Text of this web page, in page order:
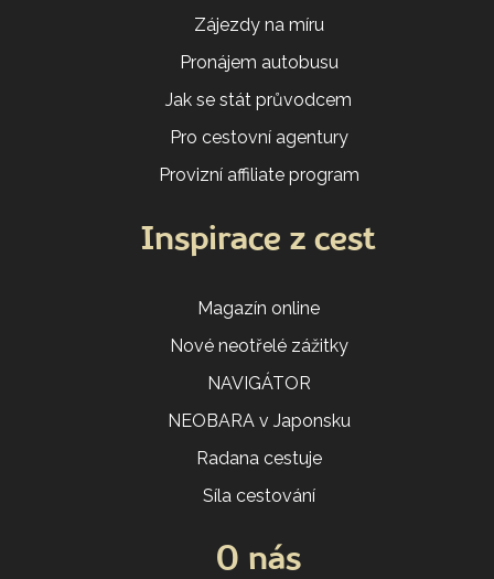
Zájezdy na míru
Pronájem autobusu
Jak se stát průvodcem
Pro cestovní agentury
Provizní affiliate program
Inspirace z cest
Magazín online
Nové neotřelé zážitky
NAVIGÁTOR
NEOBARA v Japonsku
Radana cestuje
Síla cestování
O nás